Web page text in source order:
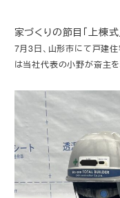
家づくりの節目「上棟
7月3日、山形市にて戸建
は当社代表の小野が斎主